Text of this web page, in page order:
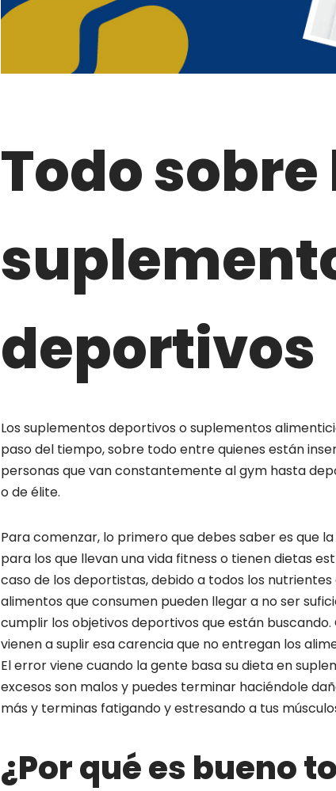
Todo sobre
deportivos
Los suplementos deportivos o suplementos
paso del tiempo, sobre todo entre quienes están
personas que van constantemente al gym hasta
o de élite.
Para comenzar, lo primero que debes saber es que
para los que llevan una vida fitness o tienen dietas
caso de los deportistas, debido a todos los
alimentos que consumen pueden llegar a no ser
cumplir los objetivos deportivos que están
vienen a suplir esa carencia que no entregan los
El error viene cuando la gente basa su dieta en
excesos son malos y puedes terminar haciéndole
más y terminas fatigando y estresando a tus
¿Por qué es bueno